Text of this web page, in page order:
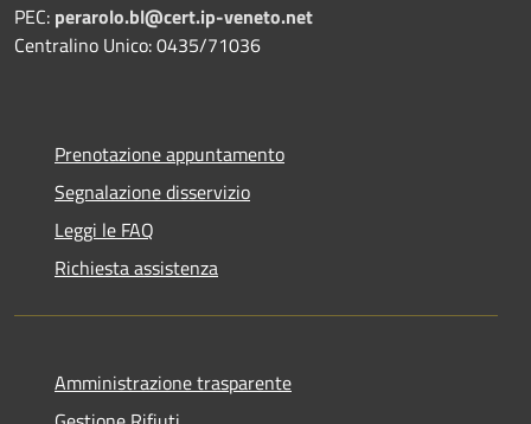
PEC: perarolo.bl@cert.ip-veneto.net
Centralino Unico: 0435/71036
Prenotazione appuntamento
Segnalazione disservizio
Leggi le FAQ
Richiesta assistenza
Amministrazione trasparente